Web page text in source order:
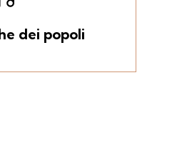
dei popoli